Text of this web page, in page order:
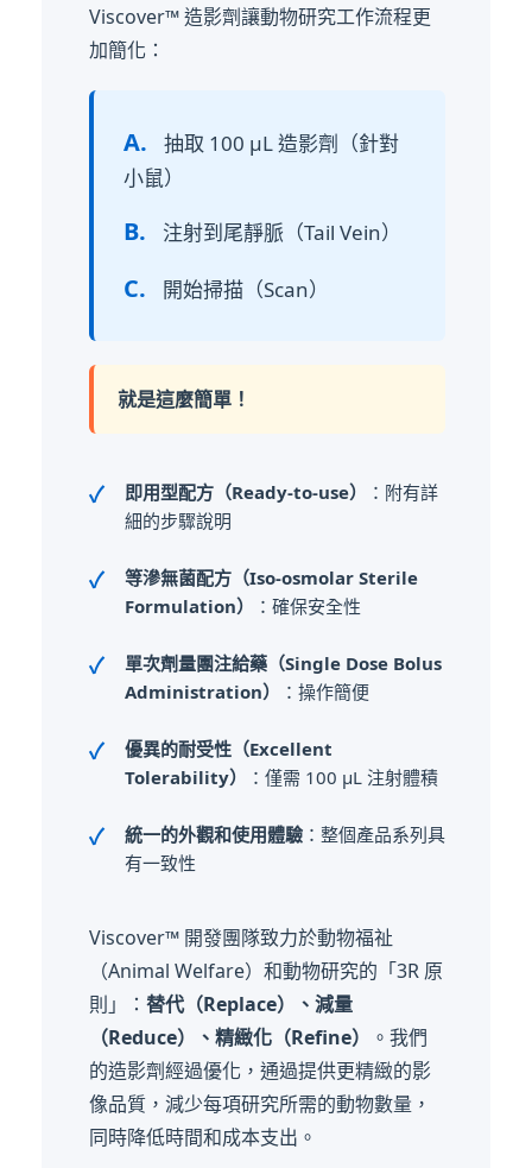
Viscover™ 造影劑讓動物研究工作流程更
加簡化：
A.
抽取 100 μL 造影劑（針對
小鼠）
B. 注射到尾靜脈（Tail Vein）
C. 開始掃描（Scan）
就是這麼簡單！
即用型配方（Ready-to-use）
：附有詳
細的步驟說明
等滲無菌配方（Iso-osmolar Sterile
Formulation）
：確保安全性
單次劑量團注給藥（Single Dose Bolus
Administration）
：操作簡便
優異的耐受性（Excellent
Tolerability）
：僅需 100 μL 注射體積
統一的外觀和使用體驗 ：整個產品系列具
有一致性
Viscover™ 開發團隊致力於動物福祉
（Animal Welfare）和動物研究的「3R 原
則」： 替代（Replace）、減量
（Reduce）、精緻化（Refine）
。我們
的造影劑經過優化，通過提供更精緻的影
像品質，減少每項研究所需的動物數量，
同時降低時間和成本支出。